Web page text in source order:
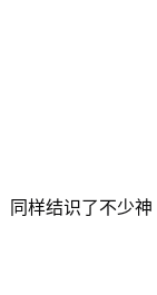
同样结识了不少神